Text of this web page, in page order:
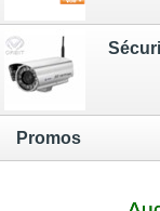
Promos